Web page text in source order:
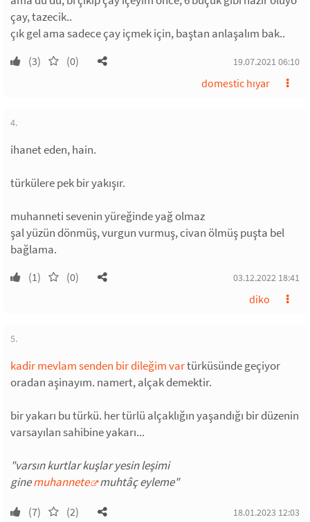
çay, tazecik..
çık gel ama sadece çay içmek için, baştan anlaşalım bak..
(3) (0) 19.07.2021 06:10
domestic hıyar
4.
ihanet eden, hain.
türkülere pek bir yakışır.
muhanneti sevenin yüreğinde yağ olmaz
şal yüzün dönmüş, vurgun vurmuş, civan ölmüş puşta bel
bağlama.
(1) (0) 03.12.2022 18:41
diko
5.
kadir mevlam senden bir dileğim vartürküsünde geçiyor
oradan aşinayım. namert, alçak demektir.
bir yakarı bu türkü. her türlü alçaklığın yaşandığı bir düzenin
varsayılan sahibine yakarı...
"varsın kurtlar kuşlar yesin leşimi
ginemuhannete muhtâç eyleme"
(7) (2) 18.01.2023 12:03